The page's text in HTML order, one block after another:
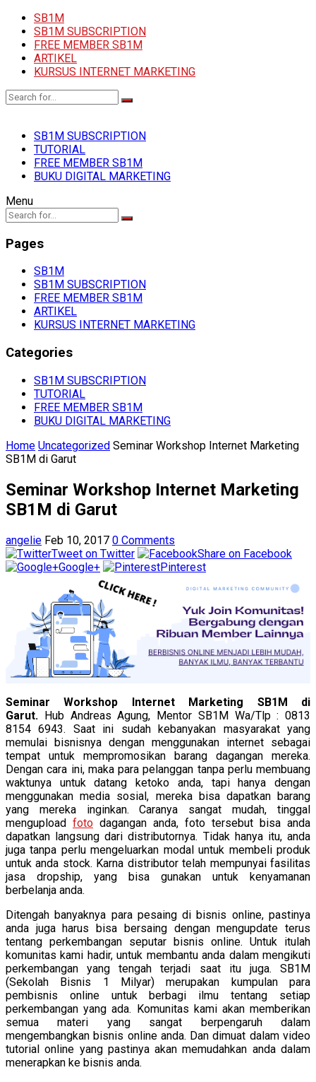
SB1M
SB1M SUBSCRIPTION
FREE MEMBER SB1M
ARTIKEL
KURSUS INTERNET MARKETING
SB1M SUBSCRIPTION
TUTORIAL
FREE MEMBER SB1M
BUKU DIGITAL MARKETING
Menu
Pages
SB1M
SB1M SUBSCRIPTION
FREE MEMBER SB1M
ARTIKEL
KURSUS INTERNET MARKETING
Categories
SB1M SUBSCRIPTION
TUTORIAL
FREE MEMBER SB1M
BUKU DIGITAL MARKETING
Home Uncategorized Seminar Workshop Internet Marketing
SB1M di Garut
Seminar Workshop Internet Marketing
SB1M di Garut
angelie Feb 10, 2017 0 Comments
Tweet on Twitter
Share on Facebook
Google+
Pinterest
Seminar Workshop Internet Marketing SB1M di
Garut. Hub Andreas Agung, Mentor SB1M Wa/Tlp : 0813
8154 6943. Saat ini sudah kebanyakan masyarakat yang
memulai bisnisnya dengan menggunakan internet sebagai
tempat untuk mempromosikan barang dagangan mereka.
Dengan cara ini, maka para pelanggan tanpa perlu membuang
waktunya untuk datang ketoko anda, tapi hanya dengan
menggunakan media sosial, mereka bisa dapatkan barang
yang mereka inginkan. Caranya sangat mudah, tinggal
mengupload foto dagangan anda, foto tersebut bisa anda
dapatkan langsung dari distributornya. Tidak hanya itu, anda
juga tanpa perlu mengeluarkan modal untuk membeli produk
untuk anda stock. Karna distributor telah mempunyai fasilitas
jasa dropship, yang bisa gunakan untuk kenyamanan
berbelanja anda.
Ditengah banyaknya para pesaing di bisnis online, pastinya
anda juga harus bisa bersaing dengan mengupdate terus
tentang perkembangan seputar bisnis online. Untuk itulah
komunitas kami hadir, untuk membantu anda dalam mengikuti
perkembangan yang tengah terjadi saat itu juga. SB1M
(Sekolah Bisnis 1 Milyar) merupakan kumpulan para
pembisnis online untuk berbagi ilmu tentang setiap
perkembangan yang ada. Komunitas kami akan memberikan
semua materi yang sangat berpengaruh dalam
mengembangkan bisnis online anda. Dan dimuat dalam video
tutorial online yang pastinya akan memudahkan anda dalam
menerapkan ke bisnis anda.